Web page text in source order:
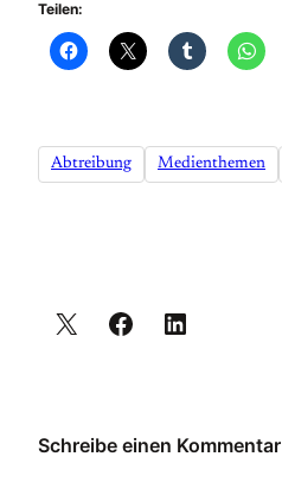
Teilen:
Abtreibung Medienthemen
Schreibe einen Kommentar